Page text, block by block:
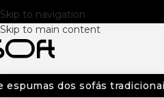
Skip to navigation
Skip to main content
dos sofás tradicionais